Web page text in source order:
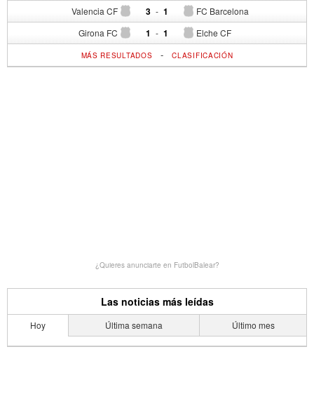
Valencia CF 3 - FC Barcelona
1
Girona FC 1 - Elche CF
1
MÁS RESULTADOS -CLASIFICACIÓN
¿Quieres anunciarte en FutbolBalear?
Las noticias más leídas
Hoy Última semana Último mes